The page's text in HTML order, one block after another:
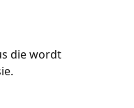
die wordt